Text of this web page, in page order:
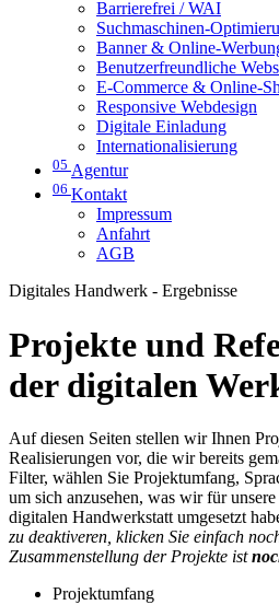
Barrierefrei / WAI
Suchmaschinen-
Banner & Online-
Benutzerfreundliche
E-Commerce & Online-
Responsive Webdesign
Digitale Einladung
Internationalisierung
05 Agentur
06 Kontakt
Impressum
Anfahrt
AGB
Digitales Handwerk - Ergebnisse
Projekte und
der digitalen
Auf diesen Seiten stellen wir Ihnen
Realisierungen vor, die wir bereits
Filter, wählen Sie Projektumfang,
um sich anzusehen, was wir für
digitalen Handwerkstatt umgesetzt
zu deaktiveren, klicken Sie einfach
Zusammenstellung der Projekte ist
Projektumfang